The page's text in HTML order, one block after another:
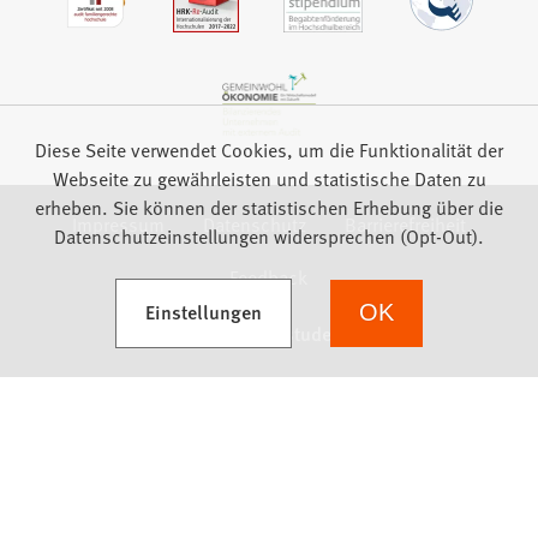
Impressum Datenschutz
Barrierefreiheit
Feedback
Diese Seite verwendet Cookies, um die Funktionalität der
Webseite zu gewährleisten und statistische Daten zu
erheben. Sie können der statistischen Erhebung über die
Datenschutzeinstellungen widersprechen (Opt-Out).
Einstellungen
(Öffnet in einem neuen Tab) OK